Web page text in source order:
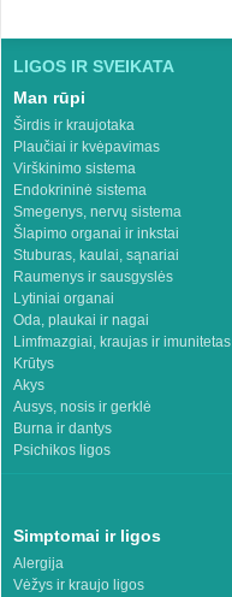
LIGOS IR SVEIKATA
Man rūpi
Širdis ir kraujotaka
Plaučiai ir kvėpavimas
Virškinimo sistema
Endokrininė sistema
Smegenys, nervų sistema
Šlapimo organai ir inkstai
Stuburas, kaulai, sąnariai
Raumenys ir sausgyslės
Lytiniai organai
Oda, plaukai ir nagai
Limfmazgiai, kraujas ir imunitetas
Krūtys
Akys
Ausys, nosis ir gerklė
Burna ir dantys
Psichikos ligos
Simptomai ir ligos
Alergija
Vėžys ir kraujo ligos